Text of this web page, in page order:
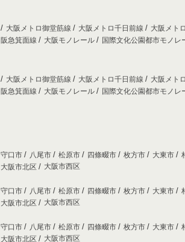
大阪メトロ御堂筋線 大阪メトロ千日前線 大阪メト
阪急箕面線 大阪モノレール 国際文化公園都市モノレ
大阪メトロ御堂筋線 大阪メトロ千日前線 大阪メト
阪急箕面線 大阪モノレール 国際文化公園都市モノレ
守口市 八尾市 松原市 四條畷市 枚方市 大東市
大阪市北区 大阪市西区
守口市 八尾市 松原市 四條畷市 枚方市 大東市
大阪市北区 大阪市西区
守口市 八尾市 松原市 四條畷市 枚方市 大東市
大阪市北区 大阪市西区